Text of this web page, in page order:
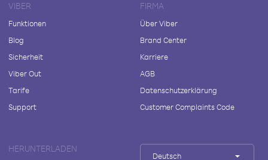
VIBER
Funktionen
Blog
Sicherheit
Viber Out
Tarife
Support
FIRMA
Über Viber
Brand Center
Karriere
AGB
Datenschutzerklärung
Customer Complaints Code
HERUNTERLADEN
Deutsch